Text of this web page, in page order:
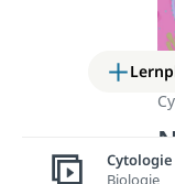
Cytologie
Biologie